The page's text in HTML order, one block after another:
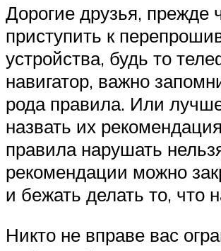
Дорогие друзья, прежде
приступить к
устройства, будь то
навигатор, важно
рода правила. Или
назвать их
правила нарушать
рекомендации можно
и бежать делать то, что
Никто не вправе вас